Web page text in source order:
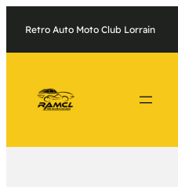
Retro Auto Moto Club Lorrain